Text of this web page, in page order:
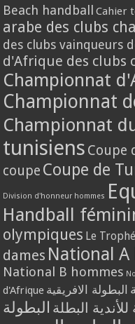
Beach handball Cahier
arabe des clubs
des clubs vainqueurs
d'Afrique des clubs
Championnat
Championnat
Championnat
tunisiens Coupe
coupe Coupe de
Division d'honneur hommes
Handball
olympiques Le
dames National
National B hommes
d'Afrique البطولة الافريقية
للأندية البطلة البطولة